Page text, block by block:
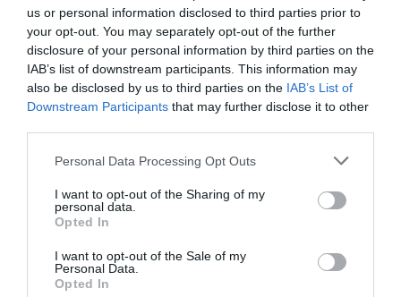
us or personal information disclosed to third parties prior to
your opt-out. You may separately opt-out of the further
disclosure of your personal information by third parties on the
IAB’s list of downstream participants. This information may
also be disclosed by us to third parties on the IAB’s List of
Downstream Participants that may further disclose it to other
Personal Data Processing Opt Outs
I want to opt-out of the Sharing of my
personal data.
Opted In
I want to opt-out of the Sale of my
Personal Data.
Opted In
Ora – conclude – continueremo a mantenere
una pressione fortissima sulla Commissione
europea affinché si passi, senza indugio, dalle